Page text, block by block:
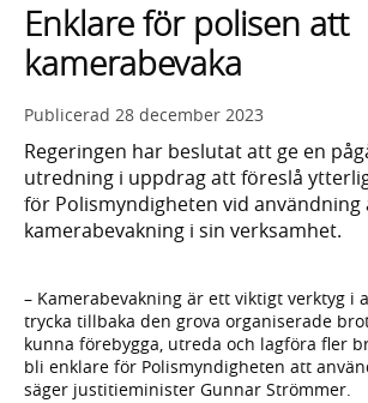
lista
med
sökförslag
Enklare för polisen att
kamerabevaka
Publicerad 28 december 2023
Regeringen har beslutat att ge en
utredning i uppdrag att föreslå
för Polismyndigheten vid användning
kamerabevakning i sin verksamhet.
– Kamerabevakning är ett viktigt verktyg i
trycka tillbaka den grova organiserade
kunna förebygga, utreda och lagföra fler
bli enklare för Polismyndigheten att
säger justitieminister Gunnar Strömmer.